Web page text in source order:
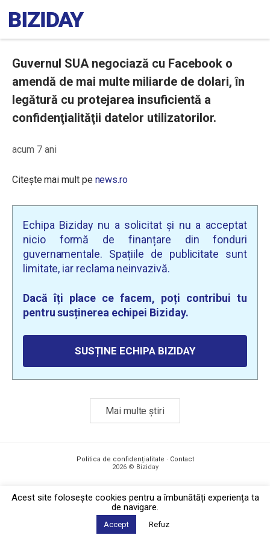
Guvernul SUA negociază cu Facebook o
amendă de mai multe miliarde de dolari, în
legătură cu protejarea insuficientă a
confidenţialităţii datelor utilizatorilor.
acum 7 ani
Citește mai mult pe news.ro
Echipa Biziday nu a solicitat și nu a acceptat
nicio formă de finanțare din fonduri
guvernamentale. Spațiile de publicitate sunt
limitate, iar reclama neinvazivă.
Dacă îți place ce facem, poți contribui tu
pentru susținerea echipei Biziday.
SUSȚINE ECHIPA BIZIDAY
Mai multe știri
Politica de confidențialitate · Contact
2026 © Biziday
Acest site foloseşte cookies pentru a îmbunătăți experiența ta
de navigare.
Accept Refuz